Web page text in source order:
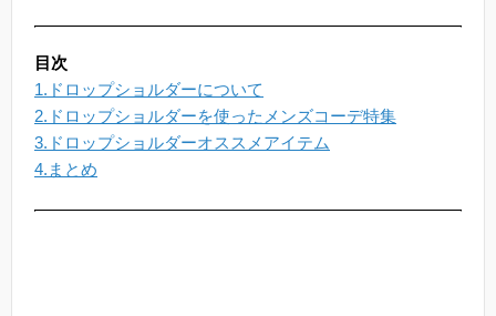
目次
1.ドロップショルダーについて
2.ドロップショルダーを使ったメンズコーデ特集
3.ドロップショルダーオススメアイテム
4.まとめ